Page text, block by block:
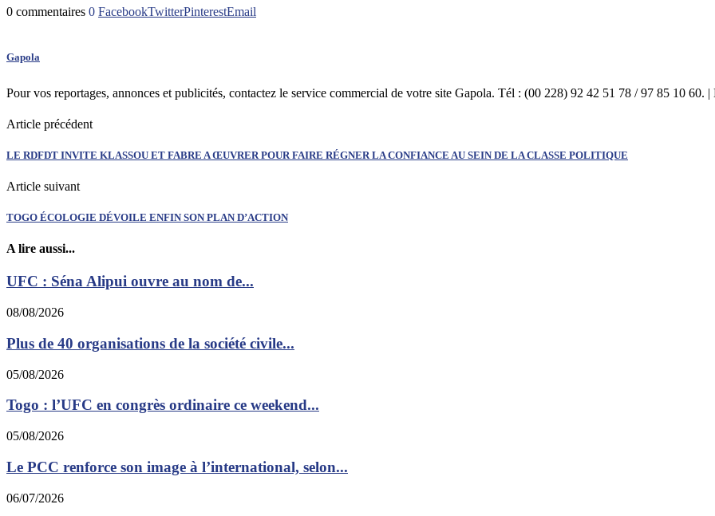
0 commentaires 0 FacebookTwitterPinterestEmail
Gapola
Pour vos reportages, annonces et publicités, contactez le service commercial de votre site Gapola. Tél : (00 228) 92 42 51 78 / 97 85 10
Article précédent
LE RDFDT INVITE KLASSOU ET FABRE A ŒUVRER POUR FAIRE RÉGNER LA CONFIANCE AU SEIN DE LA CLASSE POLITIQUE
Article suivant
TOGO ÉCOLOGIE DÉVOILE ENFIN SON PLAN D’ACTION
A lire aussi...
UFC : Séna Alipui ouvre au nom de...
08/08/2026
Plus de 40 organisations de la société civile...
05/08/2026
Togo : l’UFC en congrès ordinaire ce weekend...
05/08/2026
Le PCC renforce son image à l’international, selon...
06/07/2026